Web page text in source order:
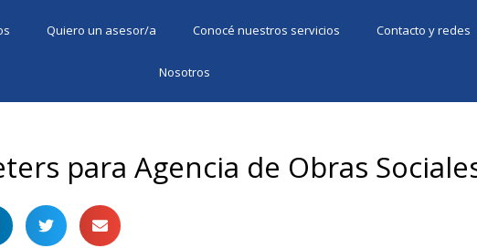
Quiero un asesor/a Conocé nuestros servicios Contacto y redes
Nosotros
para Agencia de Obras